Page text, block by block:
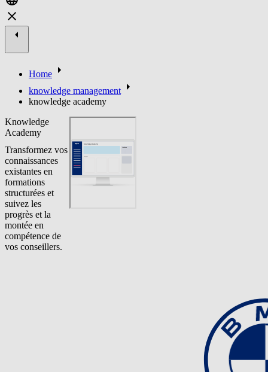
Home
knowledge management
knowledge academy
Knowledge
Academy
Transformez vos
connaissances
existantes en
formations
structurées et
suivez les
progrès et la
montée en
compétence de
vos conseillers.